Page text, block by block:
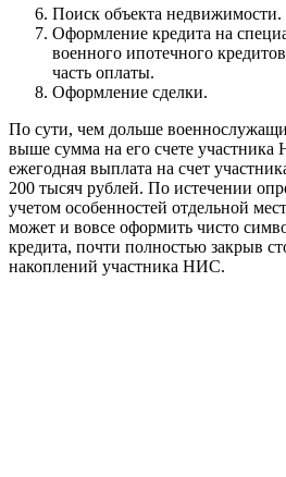
Поиск объекта недвижимости.
Оформление кредита на
военного ипотечного
часть оплаты.
Оформление сделки.
По сути, чем дольше
выше сумма на его счете
ежегодная выплата на счет
200 тысяч рублей. По истечении
учетом особенностей отдельной
может и вовсе оформить чисто
кредита, почти полностью закрыв
накоплений участника НИС.